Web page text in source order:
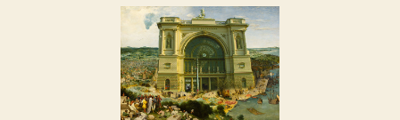
entransz!
bejegyzéshez